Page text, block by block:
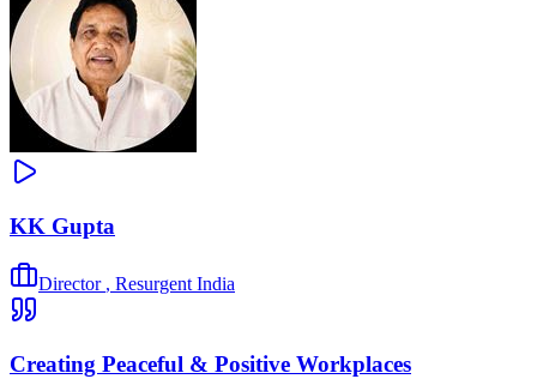
KK Gupta
Director , Resurgent India
Creating Peaceful & Positive Workplaces